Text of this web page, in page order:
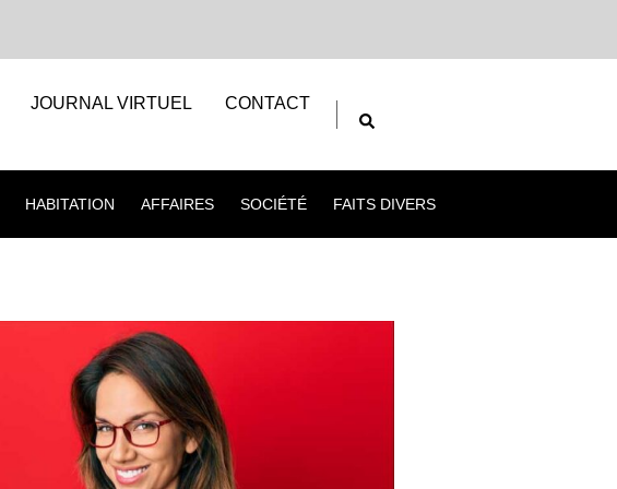
JOURNAL VIRTUEL CONTACT
HABITATION AFFAIRES SOCIÉTÉ FAITS DIVERS